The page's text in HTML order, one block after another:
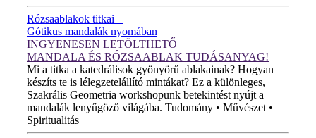
Rózsaablakok titkai –
Gótikus mandalák nyomában
INGYENESEN LETÖLTHETŐ
MANDALA ÉS RÓZSAABLAK TUDÁSANYAG!
Mi a titka a katedrálisok gyönyörű ablakainak? Hogyan
készíts te is lélegzetelállító mintákat? Ez a különleges,
Szakrális Geometria workshopunk betekintést nyújt a
mandalák lenyűgöző világába. Tudomány • Művészet •
Spiritualitás